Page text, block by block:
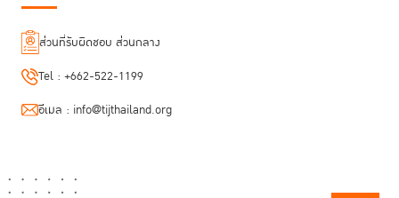
ส่วนที่รับผิดชอบ ส่วนกลาง
Tel : +662-522-1199
อีเมล : info@tijthailand.org